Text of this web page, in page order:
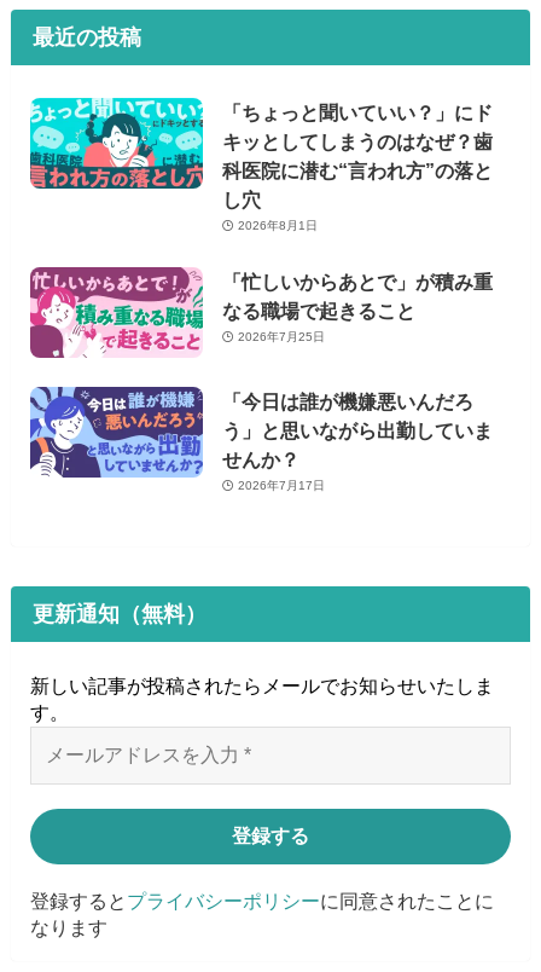
最近の投稿
「ちょっと聞いていい？」にド
キッとしてしまうのはなぜ？歯
科医院に潜む“言われ方”の落と
し穴
2026年8月1日
「忙しいからあとで」が積み重
なる職場で起きること
2026年7月25日
「今日は誰が機嫌悪いんだろ
う」と思いながら出勤していま
せんか？
2026年7月17日
更新通知（無料）
新しい記事が投稿されたらメールでお知らせいたしま
す。
登録すると プライバシーポリシーに同意されたことに
なります